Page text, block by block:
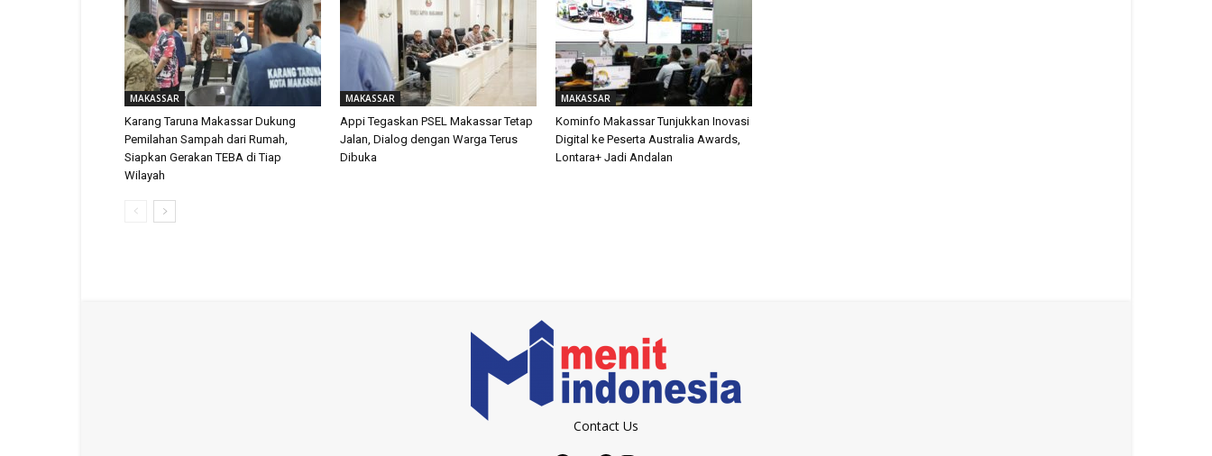
MAKASSAR
Karang Taruna Makassar Dukung
Pemilahan Sampah dari Rumah,
Siapkan Gerakan TEBA di Tiap
Wilayah
MAKASSAR
Appi Tegaskan PSEL Makassar Tetap
Jalan, Dialog dengan Warga Terus
Dibuka
MAKASSAR
Kominfo Makassar Tunjukkan Inovasi
Digital ke Peserta Australia Awards,
Lontara+ Jadi Andalan
Contact Us